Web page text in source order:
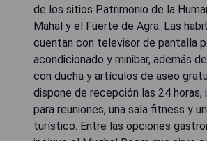
de los sitios Patrimonio de la
Mahal y el Fuerte de Agra. Las
cuentan con televisor de pantalla
acondicionado y minibar, además
con ducha y artículos de aseo
dispone de recepción las 24 horas,
para reuniones, una sala fitness y
turístico. Entre las opciones